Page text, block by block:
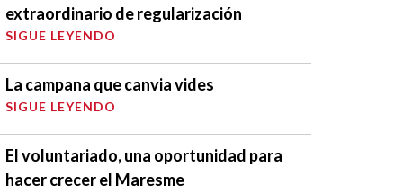
extraordinario de regularización
SIGUE LEYENDO
La campana que canvia vides
SIGUE LEYENDO
El voluntariado, una oportunidad para
hacer crecer el Maresme